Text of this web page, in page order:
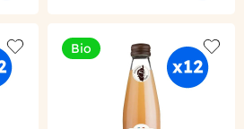
Add to wishlist
Bio
Add